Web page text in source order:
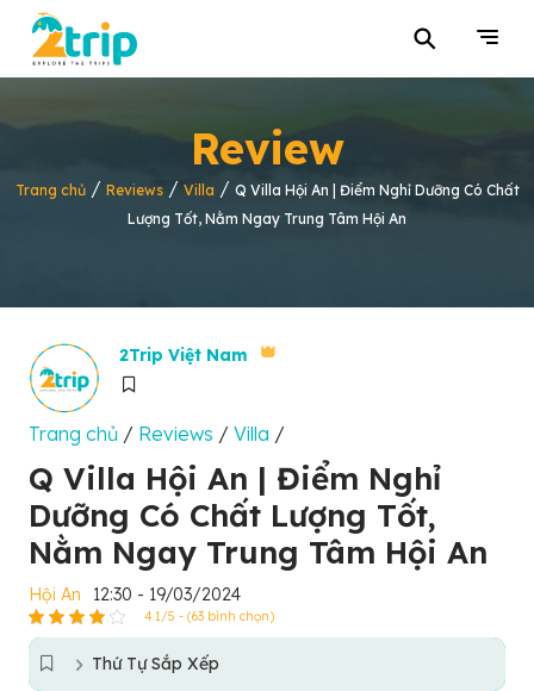
⚲
Review
Trang chủ/ Reviews/ Villa / Q Villa Hội An | Điểm Nghỉ Dưỡng Có Chất
Lượng Tốt, Nằm Ngay Trung Tâm Hội An
2Trip Việt Nam
Trang chủ / Reviews / Villa /
Q Villa Hội An | Điểm Nghỉ
Dưỡng Có Chất Lượng Tốt,
Nằm Ngay Trung Tâm Hội An
Hội An 12:30 - 19/03/2024
4.1/5 - (63 bình chọn)
Thứ Tự Sắp Xếp